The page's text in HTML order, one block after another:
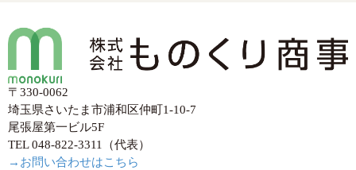
〒330-0062
埼玉県さいたま市浦和区仲町1-10-7
尾張屋第一ビル5F
TEL 048-822-3311（代表）
→お問い合わせはこちら